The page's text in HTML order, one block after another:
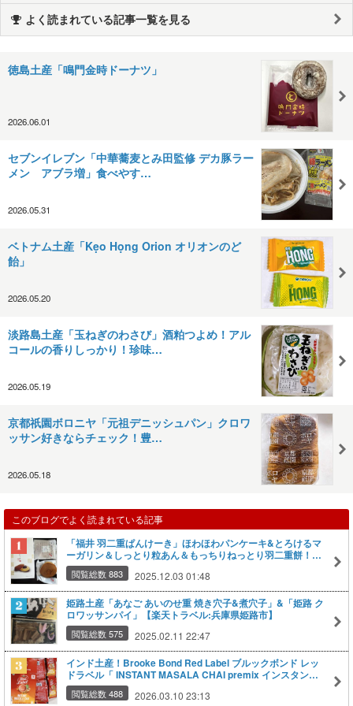
よく読まれている記事一覧を見る
徳島土産「鳴門金時ドーナツ」
2026.06.01
セブンイレブン「中華蕎麦とみ田監修 デカ豚ラー
メン アブラ増」食べやす…
2026.05.31
ベトナム土産「Kẹo Họng Orion オリオンのど
飴」
2026.05.20
淡路島土産「玉ねぎのわさび」酒粕つよめ！アル
コールの香りしっかり！珍味…
2026.05.19
京都祇園ボロニヤ「元祖デニッシュパン」クロワ
ッサン好きならチェック！豊…
2026.05.18
このブログでよく読まれている記事
「福井 羽二重ぱんけーき」ほわほわパンケーキ&とろけるマ
ーガリン＆しっとり粒あん＆もっちりねっとり羽二重餅！ど
ら焼き風！【楽天トラベル:北陸自動車道・賤ヶ岳サービスエ
リア】
閲覧総数 883 2025.12.03 01:48
姫路土産「あなご あいのせ重 焼き穴子&煮穴子」&「姫路 ク
ロワッサンパイ」【楽天トラベル:兵庫県姫路市】
閲覧総数 575 2025.02.11 22:47
インド土産！Brooke Bond Red Label ブルックボンド レッ
ドラベル「 INSTANT MASALA CHAI premix インスタン
ト・マサラチャイ」熱湯注ぐだけ！生姜風味つよめ！【楽天
トラベル】
閲覧総数 488 2026.03.10 23:13